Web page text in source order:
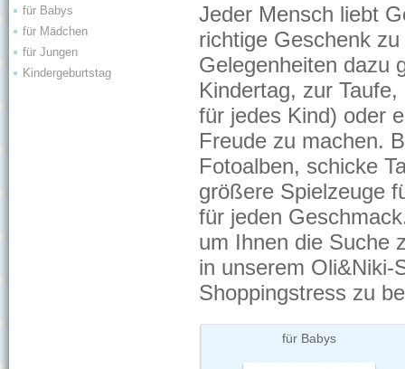
für Babys
für Mädchen
für Jungen
Kindergeburtstag
Jeder Mensch liebt
richtige Geschenk
Gelegenheiten dazu
Kindertag, zur
für jedes Kind) oder
Freude zu machen.
Fotoalben, schicke
größere Spielzeuge
für jeden
um Ihnen die Suche
in unserem Oli&Niki-
Shoppingstress zu
für Babys